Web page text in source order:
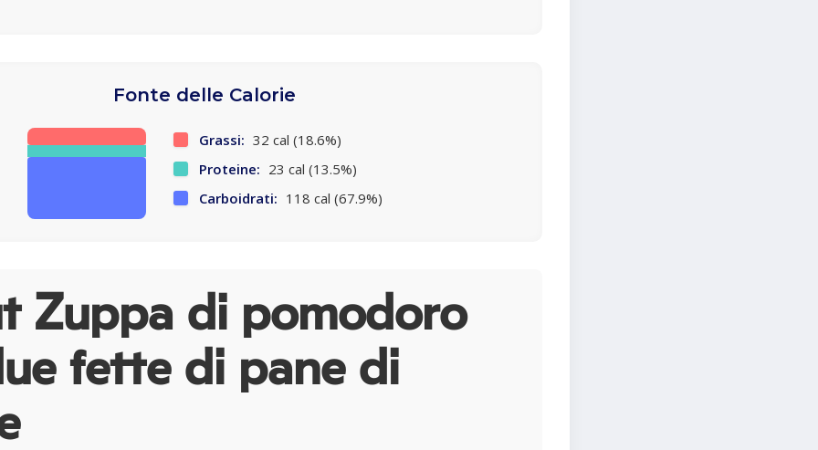
Fonte delle Calorie
Grassi: 32 cal (18.6%)
Proteine: 23 cal (13.5%)
Carboidrati: 118 cal (67.9%)
Zuppa di pomodoro
fette di pane di